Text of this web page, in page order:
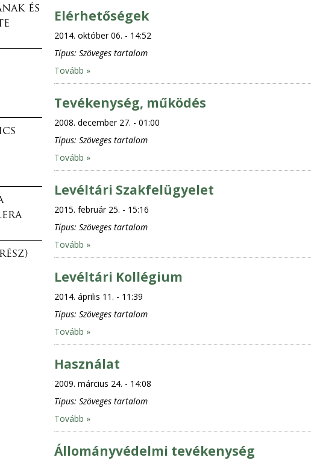
Elérhetőségek
2014. október 06. - 14:52
Típus: Szöveges tartalom
Tovább »
Tevékenység, működés
2008. december 27. - 01:00
Típus: Szöveges tartalom
Tovább »
Levéltári Szakfelügyelet
2015. február 25. - 15:16
Típus: Szöveges tartalom
Tovább »
Levéltári Kollégium
2014. április 11. - 11:39
Típus: Szöveges tartalom
Tovább »
Használat
2009. március 24. - 14:08
Típus: Szöveges tartalom
Tovább »
Állományvédelmi tevékenység
és